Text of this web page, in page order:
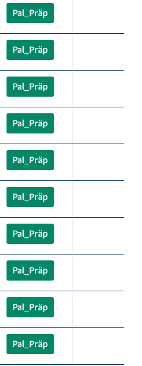
Pal_Präp
Pal_Präp
Pal_Präp
Pal_Präp
Pal_Präp
Pal_Präp
Pal_Präp
Pal_Präp
Pal_Präp
Pal_Präp